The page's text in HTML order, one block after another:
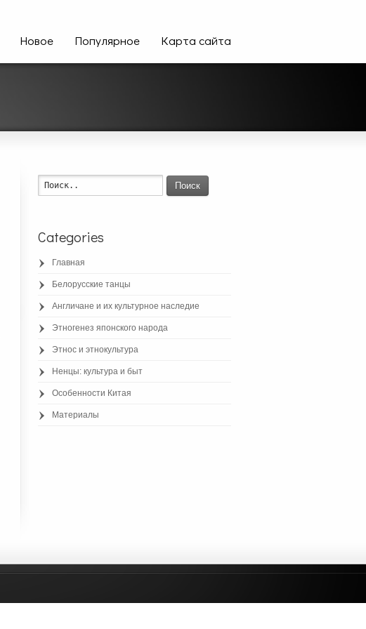
Новое Популярное Карта сайта
Поиск
Categories
Главная
Белорусские танцы
Англичане и их культурное наследие
Этногенез японского народа
Этнос и этнокультура
Ненцы: культура и быт
Особенности Китая
Материалы